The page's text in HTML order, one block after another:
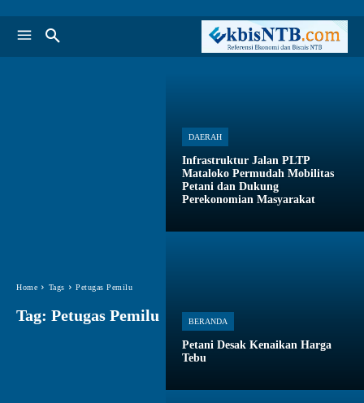
Home Tags Petugas Pemilu
Tag: Petugas Pemilu
DAERAH
Infrastruktur Jalan PLTP
Mataloko Permudah Mobilitas
Petani dan Dukung
Perekonomian Masyarakat
BERANDA
Petani Desak Kenaikan Harga
Tebu